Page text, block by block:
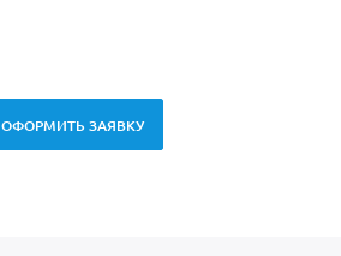
ОФОРМИТЬ ЗАЯВКУ